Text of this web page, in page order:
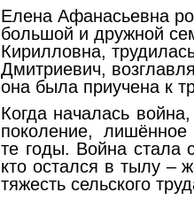
Елена Афанасьевна
большой и дружной
Кирилловна,
Дмитриевич,
она была приучена к
Когда началась
поколение, лишённое
те годы. Война стала
кто остался в тылу –
тяжесть сельского